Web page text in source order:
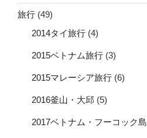
旅行 (49)
2014タイ旅行 (4)
2015ベトナム旅行 (3)
2015マレーシア旅行 (6)
2016釜山・大邱 (5)
2017ベトナム・フーコック島